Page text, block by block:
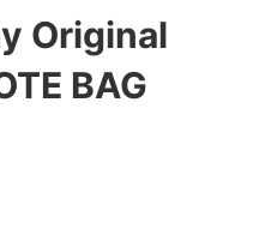
Original
BAG